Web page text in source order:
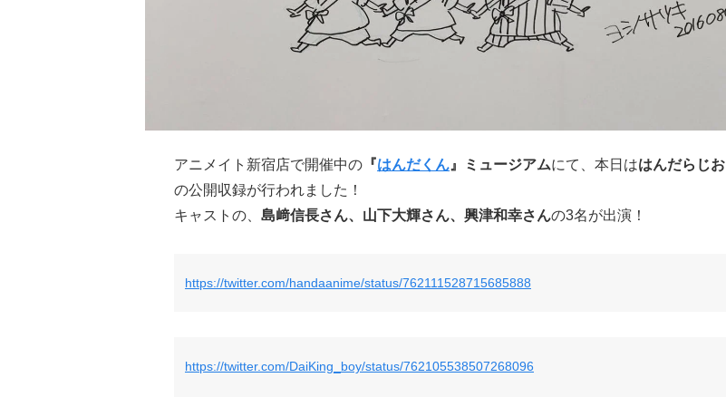
アニメイト新宿店で開催中の 『はんだくん 』ミュージアムにて、本日ははんだらじお
の公開収録が行われました！
キャストの、 島﨑信長さん、山下大輝さん、興津和幸さんの3名が出演！
https://twitter.com/handaanime/status/762111528715685888
https://twitter.com/DaiKing_boy/status/762105538507268096